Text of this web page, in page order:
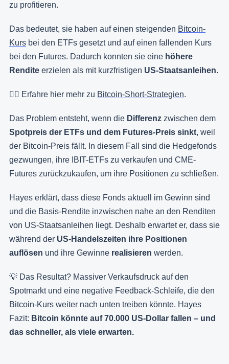
zu profitieren.
Das bedeutet, sie haben auf einen steigenden Bitcoin-
Kurs bei den ETFs gesetzt und auf einen fallenden Kurs
bei den Futures. Dadurch konnten sie eine höhere
Rendite erzielen als mit kurzfristigen US-Staatsanleihen.
👉🏻 Erfahre hier mehr zu Bitcoin-Short-Strategien.
Das Problem entsteht, wenn die Differenz zwischen dem
Spotpreis der ETFs und dem Futures-Preis sinkt, weil
der Bitcoin-Preis fällt. In diesem Fall sind die Hedgefonds
gezwungen, ihre IBIT-ETFs zu verkaufen und CME-
Futures zurückzukaufen, um ihre Positionen zu schließen.
Hayes erklärt, dass diese Fonds aktuell im Gewinn sind
und die Basis-Rendite inzwischen nahe an den Renditen
von US-Staatsanleihen liegt. Deshalb erwartet er, dass sie
während der US-Handelszeiten ihre Positionen
auflösen und ihre Gewinne realisieren werden.
💡 Das Resultat? Massiver Verkaufsdruck auf den
Spotmarkt und eine negative Feedback-Schleife, die den
Bitcoin-Kurs weiter nach unten treiben könnte. Hayes
Fazit: Bitcoin könnte auf 70.000 US-Dollar fallen – und
das schneller, als viele erwarten.